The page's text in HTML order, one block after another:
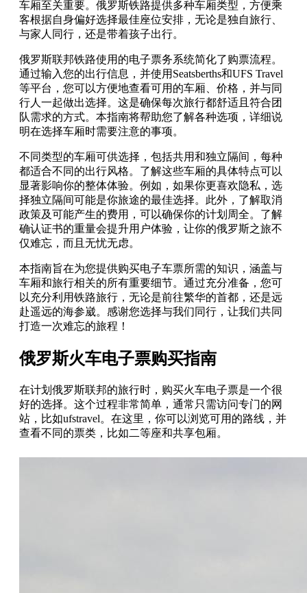
车厢至关重要。俄罗斯铁路提供多种车厢类型，方便乘
客根据自身偏好选择最佳座位安排，无论是独自旅行、
与家人同行，还是带着孩子出行。
俄罗斯联邦铁路使用的电子票务系统简化了购票流程。
通过输入您的出行信息，并使用Seatsberths和UFS Travel
等平台，您可以方便地查看可用的车厢、价格，并与同
行人一起做出选择。这是确保每次旅行都舒适且符合团
队需求的方式。本指南将帮助您了解各种选项，详细说
明在选择车厢时需要注意的事项。
不同类型的车厢可供选择，包括共用和独立隔间，每种
都适合不同的出行风格。了解这些车厢的具体特点可以
显著影响你的整体体验。例如，如果你更喜欢隐私，选
择独立隔间可能是你旅途的最佳选择。此外，了解取消
政策及可能产生的费用，可以确保你的计划周全。了解
确认证书的重量会提升用户体验，让你的俄罗斯之旅不
仅难忘，而且无忧无虑。
本指南旨在为您提供购买电子车票所需的知识，涵盖与
车厢和旅行相关的所有重要细节。通过充分准备，您可
以充分利用铁路旅行，无论是前往繁华的首都，还是远
赴遥远的海参崴。感谢您选择与我们同行，让我们共同
打造一次难忘的旅程！
俄罗斯火车电子票购买指南
在计划俄罗斯联邦的旅行时，购买火车电子票是一个很
好的选择。这个过程非常简单，通常只需访问专门的网
站，比如ufstravel。在这里，你可以浏览可用的路线，并
查看不同的票类，比如二等座和共享包厢。